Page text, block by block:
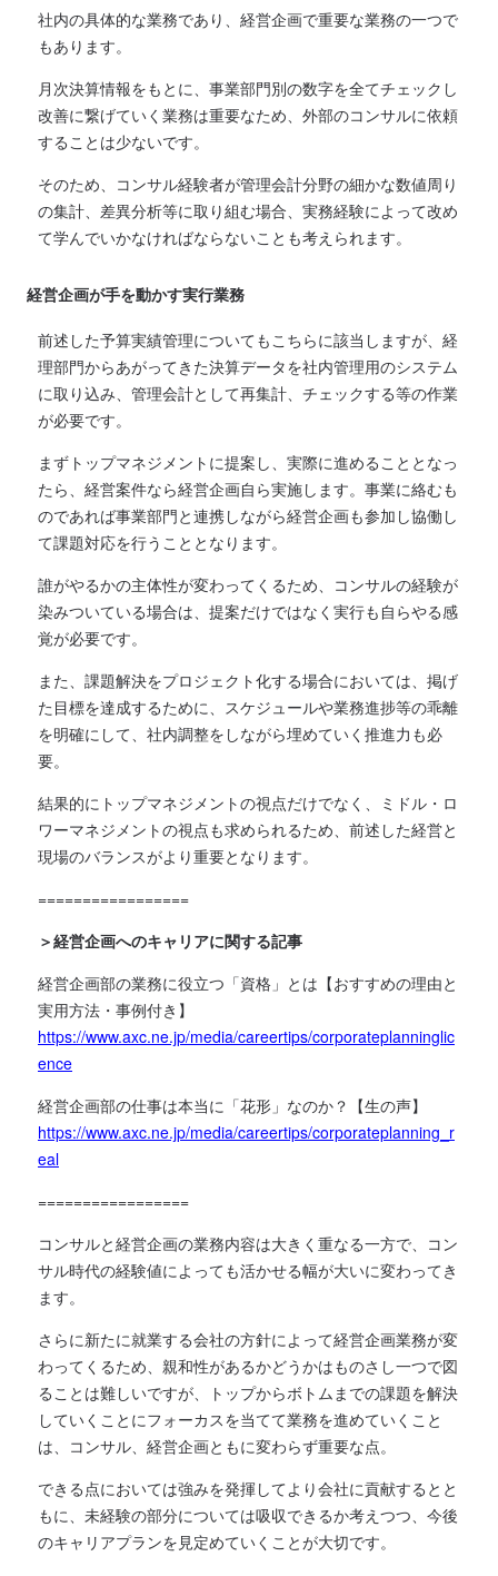
社内の具体的な業務であり、経営企画で重要な業務の一つで
もあります。
月次決算情報をもとに、事業部門別の数字を全てチェックし
改善に繋げていく業務は重要なため、外部のコンサルに依頼
することは少ないです。
そのため、コンサル経験者が管理会計分野の細かな数値周り
の集計、差異分析等に取り組む場合、実務経験によって改め
て学んでいかなければならないことも考えられます。
経営企画が手を動かす実行業務
前述した予算実績管理についてもこちらに該当しますが、経
理部門からあがってきた決算データを社内管理用のシステム
に取り込み、管理会計として再集計、チェックする等の作業
が必要です。
まずトップマネジメントに提案し、実際に進めることとなっ
たら、経営案件なら経営企画自ら実施します。事業に絡むも
のであれば事業部門と連携しながら経営企画も参加し協働し
て課題対応を行うこととなります。
誰がやるかの主体性が変わってくるため、コンサルの経験が
染みついている場合は、提案だけではなく実行も自らやる感
覚が必要です。
また、課題解決をプロジェクト化する場合においては、掲げ
た目標を達成するために、スケジュールや業務進捗等の乖離
を明確にして、社内調整をしながら埋めていく推進力も必
要。
結果的にトップマネジメントの視点だけでなく、ミドル・ロ
ワーマネジメントの視点も求められるため、前述した経営と
現場のバランスがより重要となります。
=================
＞経営企画へのキャリアに関する記事
経営企画部の業務に役立つ「資格」とは【おすすめの理由と
実用方法・事例付き】
https://www.axc.ne.jp/media/careertips/corporateplanninglic
ence
経営企画部の仕事は本当に「花形」なのか？【生の声】
https://www.axc.ne.jp/media/careertips/corporateplanning_r
eal
=================
コンサルと経営企画の業務内容は大きく重なる一方で、コン
サル時代の経験値によっても活かせる幅が大いに変わってき
ます。
さらに新たに就業する会社の方針によって経営企画業務が変
わってくるため、親和性があるかどうかはものさし一つで図
ることは難しいですが、トップからボトムまでの課題を解決
していくことにフォーカスを当てて業務を進めていくこと
は、コンサル、経営企画ともに変わらず重要な点。
できる点においては強みを発揮してより会社に貢献するとと
もに、未経験の部分については吸収できるか考えつつ、今後
のキャリアプランを見定めていくことが大切です。